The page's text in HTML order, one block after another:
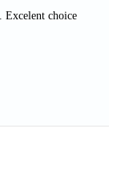
Excelent choice